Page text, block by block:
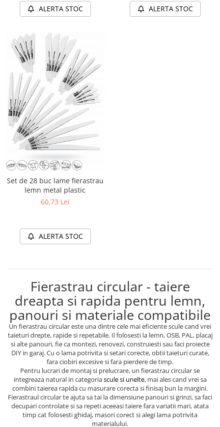
ALERTA STOC ALERTA STOC
Set de 28 buc lame fierastrau
lemn metal plastic
60,73 Lei
ALERTA STOC
Fierastrau circular - taiere
dreapta si rapida pentru lemn,
panouri si materiale compatibile
Un fierastrau circular este una dintre cele mai eficiente scule cand vrei
taieturi drepte, rapide si repetabile. Il folosesti la lemn, OSB, PAL, placaj
si alte panouri, fie ca montezi, renovezi, construiesti sau faci proiecte
DIY in garaj. Cu o lama potrivita si setari corecte, obtii taieturi curate,
fara ciobiri excesive si fara pierdere de timp.
Pentru lucrari de montaj si prelucrare, un fierastrau circular se
integreaza natural in categoriascule si unelte, mai ales cand vrei sa
combini taierea rapida cu masurare corecta si finisaj bun la margini.
Fierastraul circular te ajuta sa tai la dimensiune panouri si grinzi, sa faci
decupari controlate si sa repeti aceeasi taiere fara variatii mari, atata
timp cat folosesti ghidaj, masori corect si alegi lama potrivita
materialului.